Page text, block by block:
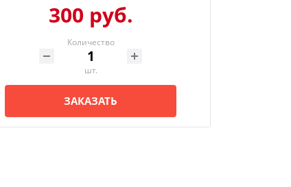
300 руб.
Количество
шт.
ЗАКАЗАТЬ